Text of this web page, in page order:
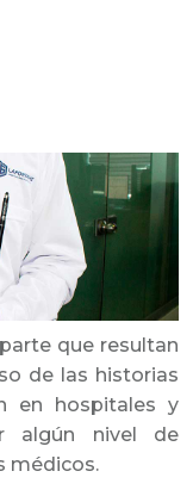
que resultan
de las historias
en hospitales y
algún nivel de
médicos.